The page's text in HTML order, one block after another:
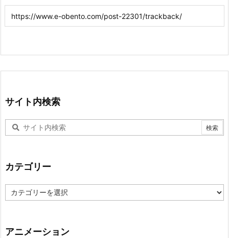
サイト内検索
カテゴリー
テ
ー
アニメーション